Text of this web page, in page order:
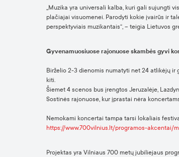
„Muzika yra universali kalba, kuri gali sujungti
plačiajai visuomenei. Parodyti kokie įvairūs ir
perspektyviais muzikantais“, – teigia Lietuvos
Gyvenamuosiuose rajonuose skambės gyvi
Birželio 2-3 dienomis numatyti net 24 atlikėjų ir
kiti.
Šiemet 4 scenos bus įrengtos Jeruzalėje,
Sostinės rajonuose, kur įprastai nėra
Nemokami koncertai tampa tarsi lokaliais
https://www.700vilnius.lt/programos-akcentai/
Projektas yra Vilniaus 700 metų jubiliejaus